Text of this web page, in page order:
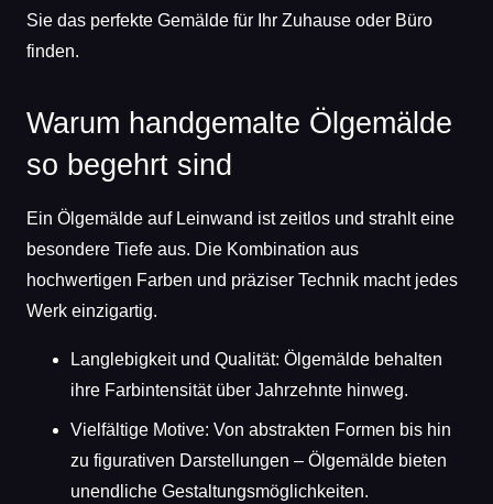
Sie das perfekte Gemälde für Ihr Zuhause oder Büro
finden.
Warum handgemalte Ölgemälde
so begehrt sind
Ein Ölgemälde auf Leinwand ist zeitlos und strahlt eine
besondere Tiefe aus. Die Kombination aus
hochwertigen Farben und präziser Technik macht jedes
Werk einzigartig.
Langlebigkeit und Qualität: Ölgemälde behalten
ihre Farbintensität über Jahrzehnte hinweg.
Vielfältige Motive: Von abstrakten Formen bis hin
zu figurativen Darstellungen – Ölgemälde bieten
unendliche Gestaltungsmöglichkeiten.